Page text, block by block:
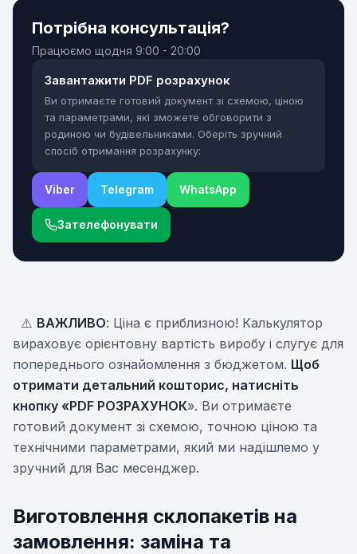
Потрібна консультація?
Працюємо щодня 9:00 - 20:00
Завантажити PDF розрахунок
Ви отримаєте готовий документ зі схемою, ціною
та параметрами, які зможете обговорити з
родиною чи будівельниками. Оберіть зручний
спосіб отримання розрахунку:
Viber Telegram WhatsApp
Зателефонувати
⚠️ ВАЖЛИВО: Ціна є приблизною! Калькулятор
вираховує орієнтовну вартість виробу і слугує для
попереднього ознайомлення з бюджетом. Щоб
отримати детальний кошторис, натисніть
кнопку «PDF РОЗРАХУНОК». Ви отримаєте
готовий документ зі схемою, точною ціною та
технічними параметрами, який ми надішлемо у
зручний для Вас месенджер.
Виготовлення склопакетів на
замовлення: заміна та